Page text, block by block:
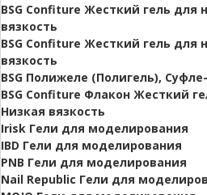
BSG Confiture Жесткий гель
вязкость
BSG Confiture Жесткий гель
вязкость
BSG Полижеле (Полигель),
BSG Confiture Флакон Жесткий
Низкая вязкость
Irisk Гели для моделирования
IBD Гели для моделирования
PNB Гели для моделирования
Nail Republic Гели для